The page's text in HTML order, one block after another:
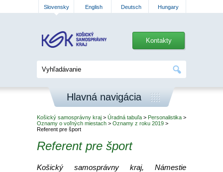
Slovensky English Deutsch Hungary
Kontakty
Hlavná navigácia
Košický samosprávny kraj > Úradná tabuľa > Personalistika >
Oznamy o voľných miestach > Oznamy z roku 2019 >
Referent pre šport
Referent pre šport
Košický samosprávny kraj, Námestie